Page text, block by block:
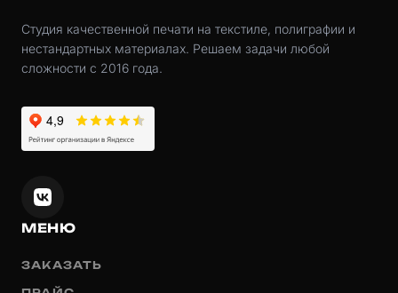
Студия качественной печати на текстиле, полиграфии и
нестандартных материалах. Решаем задачи любой
сложности с 2016 года.
МЕНЮ
ЗАКАЗАТЬ